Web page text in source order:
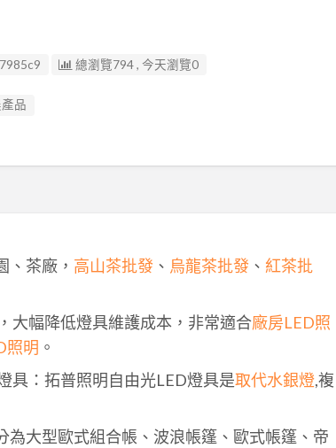
總瀏覽794 , 今天瀏覽0
品
、茶廠， 高山茶批發、 烏龍茶批發、 紅茶批
大幅降低燈具維護成本，非常適合廠房LED照
照明 。
具：拓普照明自由光LED燈具是取代水銀燈,複
大型歐式組合帳、波浪帳篷、歐式帳篷、帝